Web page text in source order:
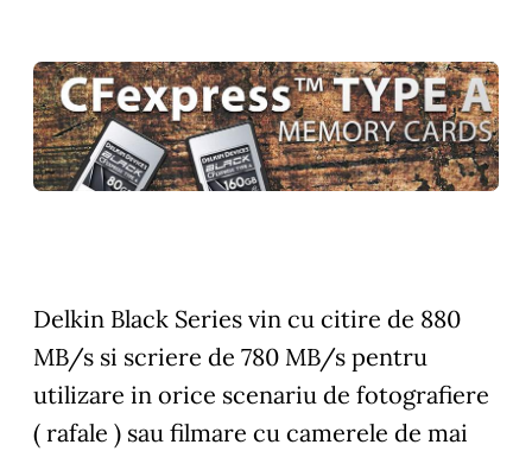
Delkin Black Series vin cu citire de 880
MB/s si scriere de 780 MB/s pentru
utilizare in orice scenariu de fotografiere
( rafale ) sau filmare cu camerele de mai